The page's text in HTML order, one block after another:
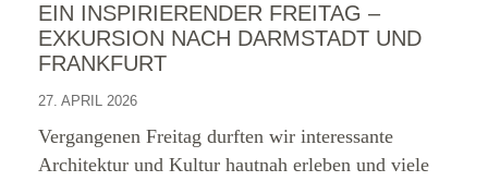
EIN INSPIRIERENDER FREITAG –
EXKURSION NACH DARMSTADT UND
FRANKFURT
27. APRIL 2026
Vergangenen Freitag durften wir interessante
Architektur und Kultur hautnah erleben und viele